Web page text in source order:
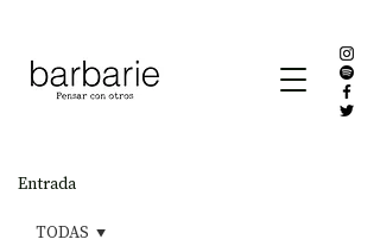
Entrada
TODAS